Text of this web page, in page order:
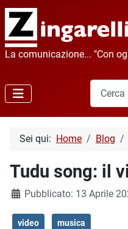
La comunicazione... "Con
Cerca
Sei qui: Home Blog
Tudu song: il
Dettagli
Pubblicato: 13 Aprile
video musica